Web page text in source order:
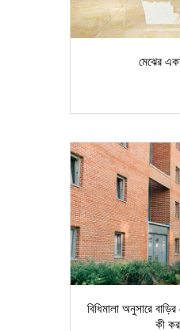
মেঝের
বিধিমালা অনুসারে
কী